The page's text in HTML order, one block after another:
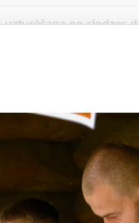
uzturēšana no slodzes
pēc tam, kad viņi ir
ir nepieciešama, lai
pēc tam, kad viņi ir
ka tiek parādīts